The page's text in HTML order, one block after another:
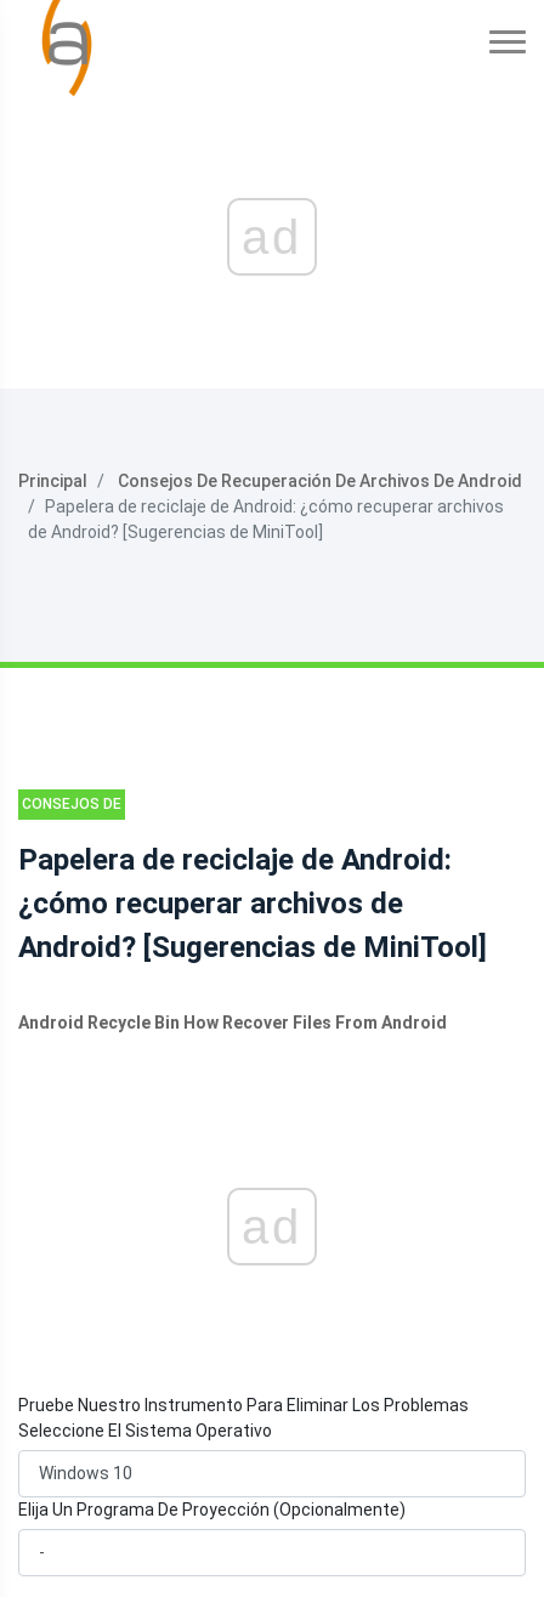
ad
Principal
Consejos De Recuperación De Archivos De Android
Papelera de reciclaje de Android: ¿cómo recuperar archivos
de Android? [Sugerencias de MiniTool]
CONSEJOS DE
DE ARCHIVOS
DE ANDROID
Papelera de reciclaje de Android:
¿cómo recuperar archivos de
Android? [Sugerencias de MiniTool]
Android Recycle Bin How Recover Files From Android
ad
Pruebe Nuestro Instrumento Para Eliminar Los Problemas
Seleccione El Sistema Operativo
Elija Un Programa De Proyección (Opcionalmente)